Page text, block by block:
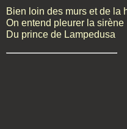
Bien loin des murs et de la
On entend pleurer la sirène
Du prince de Lampedusa